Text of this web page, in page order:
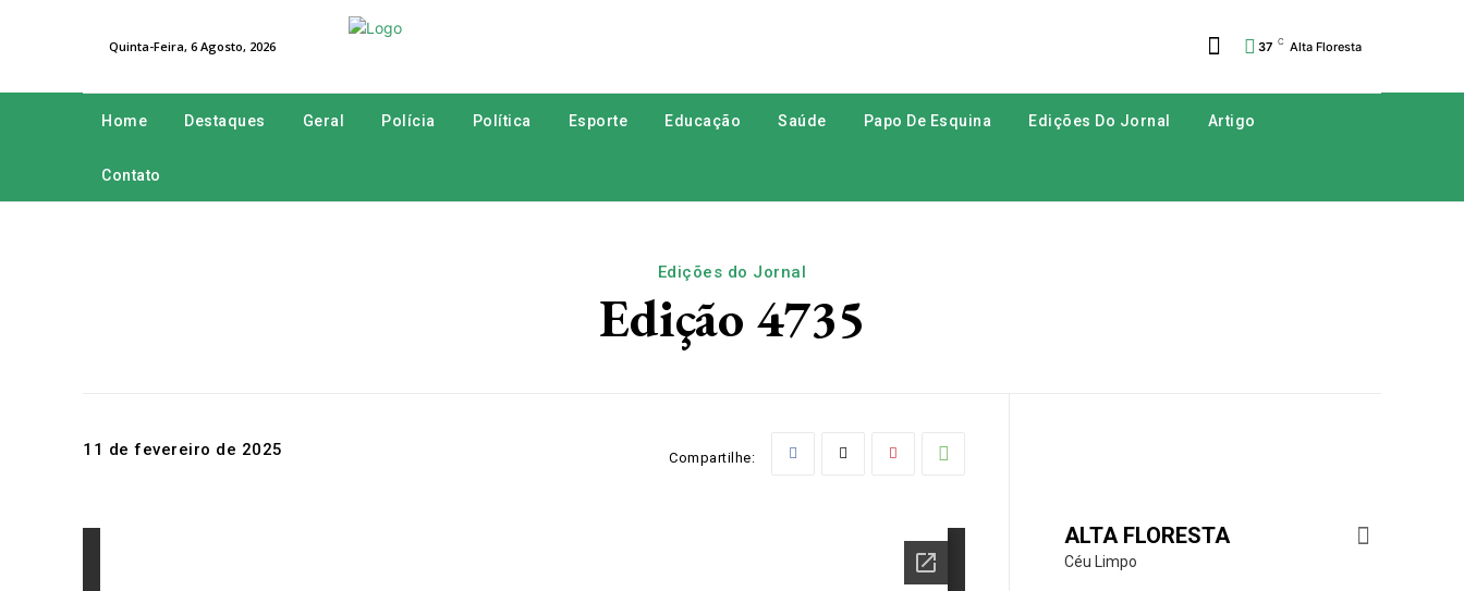
Quinta-Feira, 6 Agosto, 2026 37 C Alta Floresta
Home Destaques Geral Polícia Política Esporte Educação Saúde Papo De Esquina Edições Do Jornal Artigo
Contato
Edições do Jornal
Edição 4735
11 de fevereiro de 2025 Compartilhe:
ALTA FLORESTA
Céu Limpo